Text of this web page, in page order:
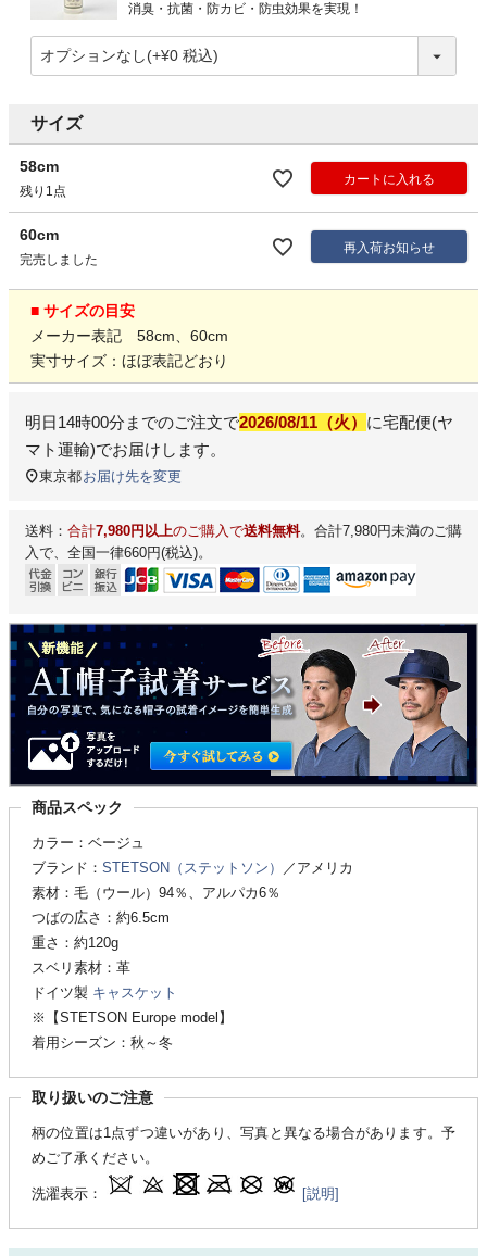
消臭・抗菌・防カビ・防虫効果を実現！
サイズ
58cm
残り1点
カートに入れる
60cm
完売しました
再入荷お知らせ
■ サイズの目安
メーカー表記 58cm、60cm
実寸サイズ：ほぼ表記どおり
明日14時00分 までのご注文で2026/08/11（火） に宅配便(ヤ
マト運輸)でお届けします。
東京都お届け先を変更
送料： 合計7,980円以上のご購入で送料無料。合計7,980円未満のご購
入で、全国一律660円(税込)。
商品スペック
カラー：ベージュ
ブランド： STETSON（ステットソン）
／アメリカ
素材：毛（ウール）94％、アルパカ6％
つばの広さ：約6.5cm
重さ：約120g
スベリ素材：革
ドイツ製 キャスケット
※【STETSON Europe model】
着用シーズン：秋～冬
取り扱いのご注意
柄の位置は1点ずつ違いがあり、写真と異なる場合があります。予
めご了承ください。
洗濯表示： [説明]